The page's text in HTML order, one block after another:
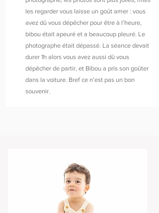
les regarder vous laisse un goût amer : vous
avez dû vous dépêcher pour être à l’heure,
bibou était apeuré et a beaucoup pleuré. Le
photographe était dépassé. La séance devait
durer 1h alors vous avez aussi dû vous
dépêcher de partir, et Bibou a pris son goûter
dans la voiture. Bref ce n’est pas un bon
souvenir.